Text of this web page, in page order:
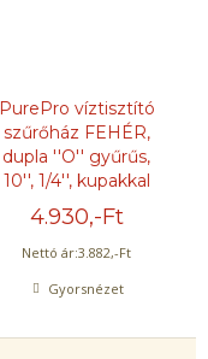
PurePro víztisztító
szűrőház FEHÉR,
dupla ''O'' gyűrűs,
10'', 1/4'', kupakkal
4.930,-Ft
Nettó ár:3.882,-Ft
Gyorsnézet